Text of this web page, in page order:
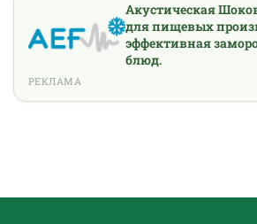
Акустическая
для пищевых
эффективная
блюд.
РЕКЛАМА